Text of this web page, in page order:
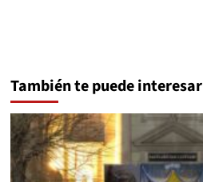
También te puede interesar